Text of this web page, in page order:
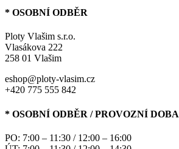
* OSOBNÍ ODBĚR
Ploty Vlašim s.r.o.
Vlasákova 222
258 01 Vlašim
eshop@ploty-vlasim.cz
+420 775 555 842
* OSOBNÍ ODBĚR / PROVOZNÍ DOBA
PO: 7:00 – 11:30 / 12:00 – 16:00